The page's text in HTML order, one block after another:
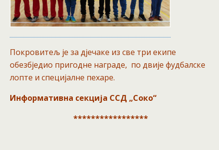
Покровитељ је за дјечаке из све три екипе
обезбједио пригодне награде, по двије фудбалске
лопте и специјалне пехаре.
Информативна секција ССД „Соко“
*****************